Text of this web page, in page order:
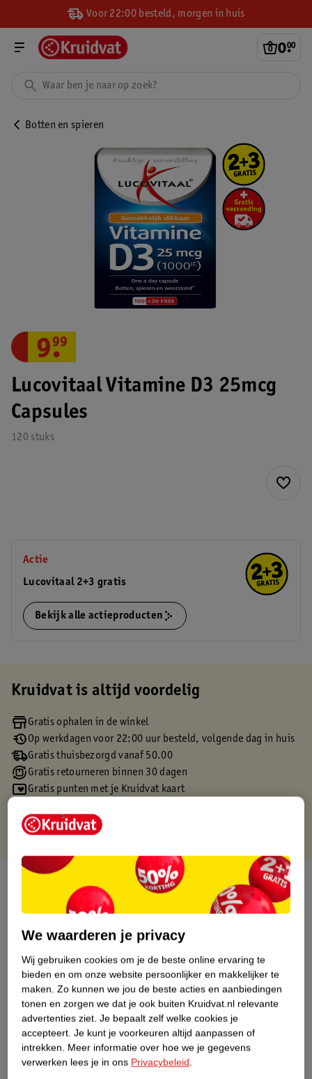
Voor 22:00 besteld, morgen in huis
0.
00
Botten en spieren
Lucovitaal Vitamine D3 25mcg
Capsules
120 stuks
9.
99
Actie
Lucovitaal 2+3 gratis
Bekijk alle actieproducten
Kruidvat is altijd voordelig
Gratis ophalen in de winkel
Op werkdagen voor 22:00 uur besteld, volgende dag in huis
Gratis thuisbezorgd vanaf 50.00
Gratis retourneren binnen 30 dagen
Gratis punten met je Kruidvat kaart
Over dit product
Productinformatie
Etiketinformatie
Nature Impact Score
Dit product heeft (nog) geen Nature
Impact Score.
Meer informatie
We waarderen je privacy
Wij gebruiken cookies om je de beste online ervaring te
bieden en om onze website persoonlijker en makkelijker te
maken. Zo kunnen we jou de beste acties en aanbiedingen
tonen en zorgen we dat je ook buiten Kruidvat.nl relevante
advertenties ziet. Je bepaalt zelf welke cookies je
accepteert. Je kunt je voorkeuren altijd aanpassen of
intrekken. Meer informatie over hoe we je gegevens
verwerken lees je in ons Privacybeleid.